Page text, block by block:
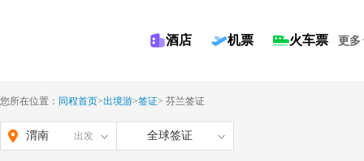
酒店 机票 火车票 更多
您所在位置： 同程首页>出境游>签证> 芬兰签证
渭南 出发 全球签证